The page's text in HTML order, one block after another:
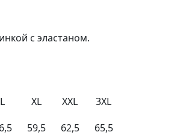
с эластаном.
L XL XXL
3XL
59,5 62,5
65,5